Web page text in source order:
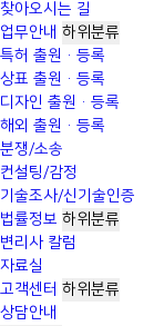
찾아오시는 길
업무안내 하위분류
특허 출원·등록
상표 출원·등록
디자인 출원·등록
해외 출원·등록
분쟁/소송
컨설팅/감정
기술조사/신기술인증
법률정보 하위분류
변리사 칼럼
자료실
고객센터 하위분류
상담안내